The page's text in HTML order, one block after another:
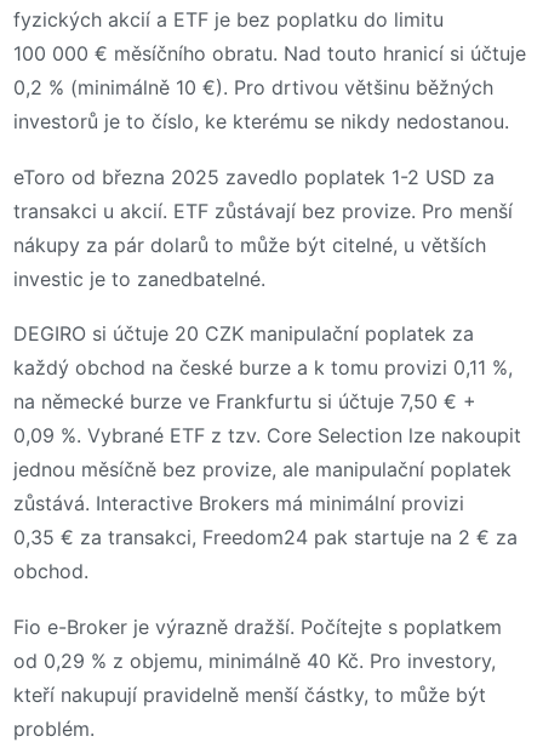
fyzických akcií a ETF je bez poplatku do limitu
100 000 € měsíčního obratu. Nad touto hranicí si účtuje
0,2 % (minimálně 10 €). Pro drtivou většinu běžných
investorů je to číslo, ke kterému se nikdy nedostanou.
eToro od března 2025 zavedlo poplatek 1-2 USD za
transakci u akcií. ETF zůstávají bez provize. Pro menší
nákupy za pár dolarů to může být citelné, u větších
investic je to zanedbatelné.
DEGIRO si účtuje 20 CZK manipulační poplatek za
každý obchod na české burze a k tomu provizi 0,11 %,
na německé burze ve Frankfurtu si účtuje 7,50 € +
0,09 %. Vybrané ETF z tzv. Core Selection lze nakoupit
jednou měsíčně bez provize, ale manipulační poplatek
zůstává. Interactive Brokers má minimální provizi
0,35 € za transakci, Freedom24 pak startuje na 2 € za
obchod.
Fio e-Broker je výrazně dražší. Počítejte s poplatkem
od 0,29 % z objemu, minimálně 40 Kč. Pro investory,
kteří nakupují pravidelně menší částky, to může být
problém.